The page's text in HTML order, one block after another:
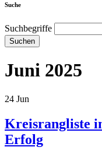
Suche
Suchbegriffe
Suchen
Juni 2025
24 Jun
Kreisrangliste
Erfolg